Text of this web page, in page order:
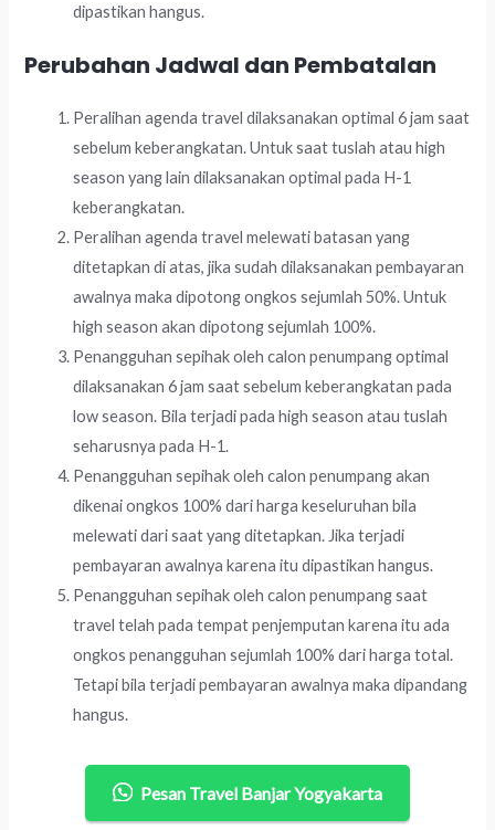
dipastikan hangus.
Perubahan Jadwal dan Pembatalan
Peralihan agenda travel dilaksanakan optimal 6 jam saat
sebelum keberangkatan. Untuk saat tuslah atau high
season yang lain dilaksanakan optimal pada H-1
keberangkatan.
Peralihan agenda travel melewati batasan yang
ditetapkan di atas, jika sudah dilaksanakan pembayaran
awalnya maka dipotong ongkos sejumlah 50%. Untuk
high season akan dipotong sejumlah 100%.
Penangguhan sepihak oleh calon penumpang optimal
dilaksanakan 6 jam saat sebelum keberangkatan pada
low season. Bila terjadi pada high season atau tuslah
seharusnya pada H-1.
Penangguhan sepihak oleh calon penumpang akan
dikenai ongkos 100% dari harga keseluruhan bila
melewati dari saat yang ditetapkan. Jika terjadi
pembayaran awalnya karena itu dipastikan hangus.
Penangguhan sepihak oleh calon penumpang saat
travel telah pada tempat penjemputan karena itu ada
ongkos penangguhan sejumlah 100% dari harga total.
Tetapi bila terjadi pembayaran awalnya maka dipandang
hangus.
Pesan Travel Banjar Yogyakarta